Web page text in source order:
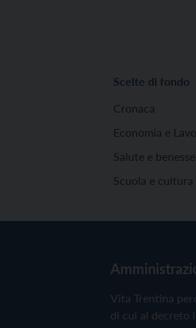
Scelte di fondo
Cronaca
Economia e
Salute e
Scuola e cultura
Vita Trentina
di cui al decreto